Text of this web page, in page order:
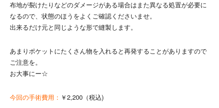
布地が裂けたりなどのダメージがある場合はまた異なる処置が必要に
なるので、状態のほうをよくご確認くださいませ。
出来るだけ元と同じような形で縫製します。
あまりポケットにたくさん物を入れると再発することがありますので
ご注意を。
お大事にー☆
今回の手術費用： ￥2,200（税込)